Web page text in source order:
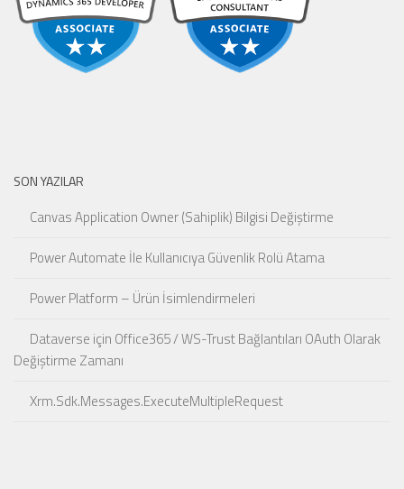
SON YAZILAR
Canvas Application Owner (Sahiplik) Bilgisi Değiştirme
Power Automate İle Kullanıcıya Güvenlik Rolü Atama
Power Platform – Ürün İsimlendirmeleri
Dataverse için Office365 / WS-Trust Bağlantıları OAuth Olarak
Değiştirme Zamanı
Xrm.Sdk.Messages.ExecuteMultipleRequest